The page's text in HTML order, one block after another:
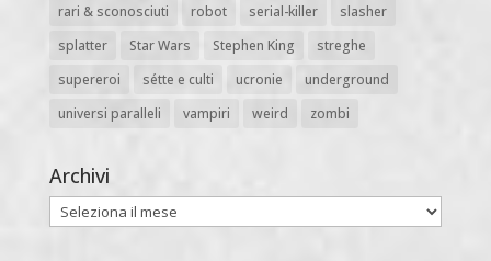
rari & sconosciuti
robot serial-killer
slasher
splatter
Star Wars Stephen King
streghe
supereroi
sétte e culti ucronie
underground
universi paralleli
vampiri weird zombi
Archivi
Archivi